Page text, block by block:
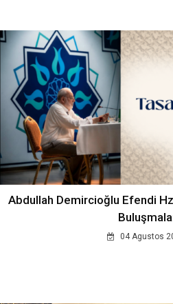
Abdullah Demircioğlu Efendi
04 Agustos